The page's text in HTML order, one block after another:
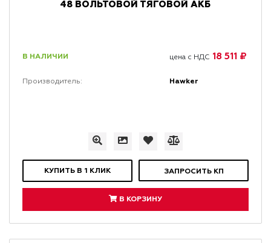
48 ВОЛЬТОВОЙ ТЯГОВОЙ АКБ
В НАЛИЧИИ цена с НДС 18 511 ₽
Производитель: Hawker
КУПИТЬ В 1 КЛИК ЗАПРОСИТЬ КП
В КОРЗИНУ